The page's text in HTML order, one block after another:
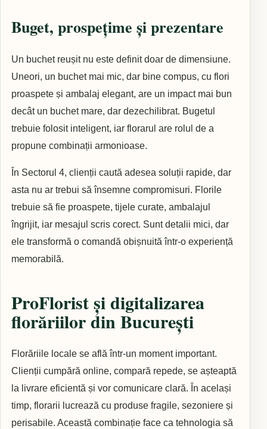
Buget, prospețime și prezentare
Un buchet reușit nu este definit doar de dimensiune.
Uneori, un buchet mai mic, dar bine compus, cu flori
proaspete și ambalaj elegant, are un impact mai bun
decât un buchet mare, dar dezechilibrat. Bugetul
trebuie folosit inteligent, iar florarul are rolul de a
propune combinații armonioase.
În Sectorul 4, clienții caută adesea soluții rapide, dar
asta nu ar trebui să însemne compromisuri. Florile
trebuie să fie proaspete, tijele curate, ambalajul
îngrijit, iar mesajul scris corect. Sunt detalii mici, dar
ele transformă o comandă obișnuită într-o experiență
memorabilă.
ProFlorist și digitalizarea
florăriilor din București
Florăriile locale se află într-un moment important.
Clienții cumpără online, compară repede, se așteaptă
la livrare eficientă și vor comunicare clară. În același
timp, florarii lucrează cu produse fragile, sezoniere și
perisabile. Această combinație face ca tehnologia să